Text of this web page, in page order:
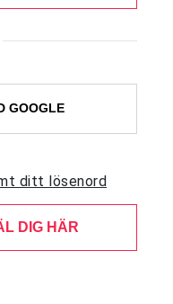
GOOGLE
ditt lösenord
DIG HÄR